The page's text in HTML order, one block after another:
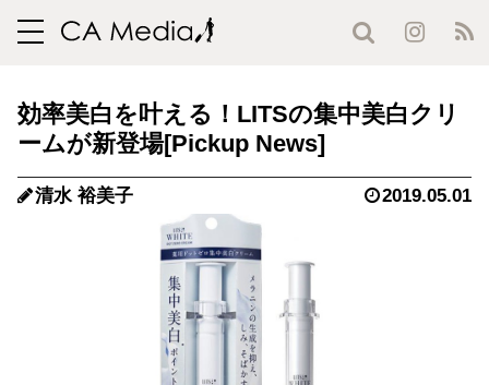
toggle
効率美白を叶える！LITSの集中美白クリ
ームが新登場
清水 裕美子 2019.05.01